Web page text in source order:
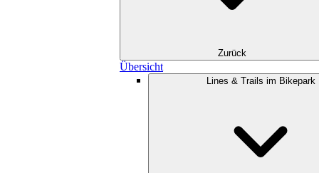
Zurück
Übersicht
Lines & Trails im Bikepark